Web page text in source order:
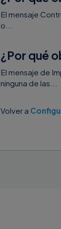
El mensaje
o...
¿Por qué
El mensaje de
ninguna de las...
Volver a